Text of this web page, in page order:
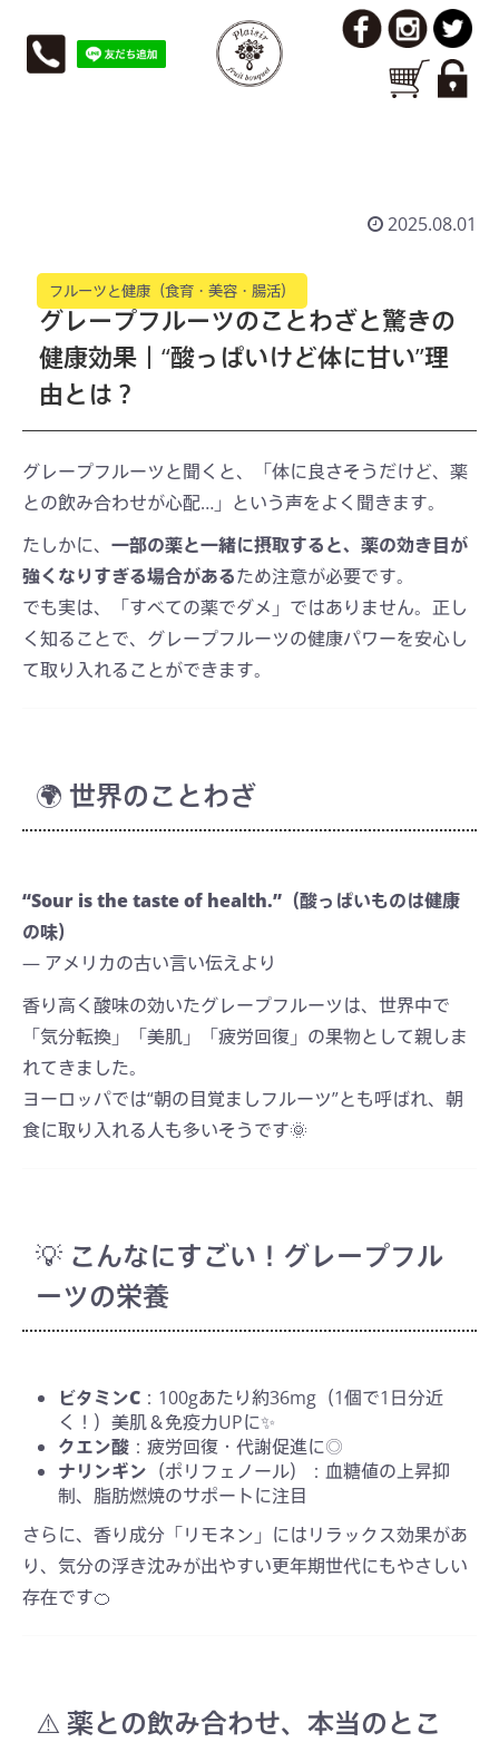
2025.08.01
フルーツと健康（食育・美容・腸活）
グレープフルーツのことわざと驚きの
健康効果｜“酸っぱいけど体に甘い”理
由とは？
グレープフルーツと聞くと、「体に良さそうだけど、薬
との飲み合わせが心配…」という声をよく聞きます。
たしかに、 一部の薬と一緒に摂取すると、薬の効き目が
強くなりすぎる場合があるため注意が必要です。
でも実は、「すべての薬でダメ」ではありません。正し
く知ることで、グレープフルーツの健康パワーを安心し
て取り入れることができます。
🌍 世界のことわざ
“Sour is the taste of health.”（酸っぱいものは健康
の味）
― アメリカの古い言い伝えより
香り高く酸味の効いたグレープフルーツは、世界中で
「気分転換」「美肌」「疲労回復」の果物として親しま
れてきました。
ヨーロッパでは“朝の目覚ましフルーツ”とも呼ばれ、朝
食に取り入れる人も多いそうです🌞
💡 こんなにすごい！グレープフル
ーツの栄養
ビタミンC ：100gあたり約36mg（1個で1日分近
く！）美肌＆免疫力UPに✨
クエン酸 ：疲労回復・代謝促進に◎
ナリンギン （ポリフェノール）：血糖値の上昇抑
制、脂肪燃焼のサポートに注目
さらに、香り成分「リモネン」にはリラックス効果があ
り、気分の浮き沈みが出やすい更年期世代にもやさしい
存在です🍊
⚠️ 薬との飲み合わせ、本当のとこ